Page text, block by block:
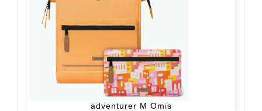
adventurer M Omis